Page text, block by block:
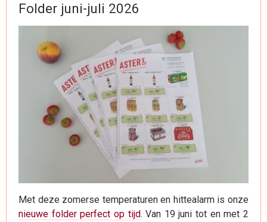
Folder juni-juli 2026
Met deze zomerse temperaturen en hittealarm is onze
nieuwe folder perfect op tijd. Van 19 juni tot en met 2